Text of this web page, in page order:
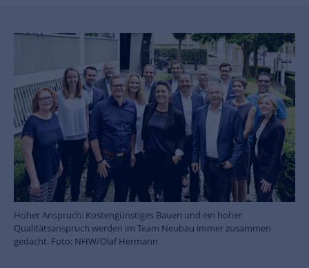
Hoher Anspruch: Kostengünstiges Bauen und ein hoher
Qualitätsanspruch werden im Team Neubau immer zusammen
gedacht. Foto: NHW/Olaf Hermann